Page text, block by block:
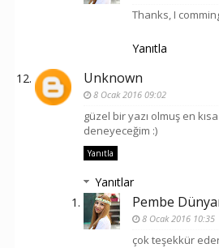
Thanks, I
Yanıtla
Unknown
8 Ocak 2016 09:02
güzel bir yazı olmuş en
deneyeceğim :)
Yanıtla
Yanıtlar
Pembe
8 Ocak 2016 10:35
çok teşekkür